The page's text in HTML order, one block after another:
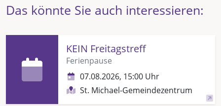
Das könnte Sie auch interessieren:
KEIN Freitagstreff
Ferienpause
07.08.2026, 15:00 Uhr
St. Michael-Gemeindezentrum